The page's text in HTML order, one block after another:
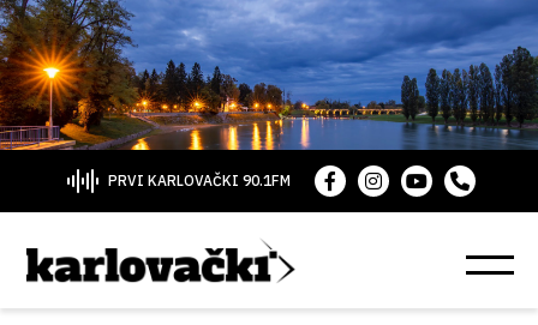
PRVI KARLOVAČKI 90.1FM